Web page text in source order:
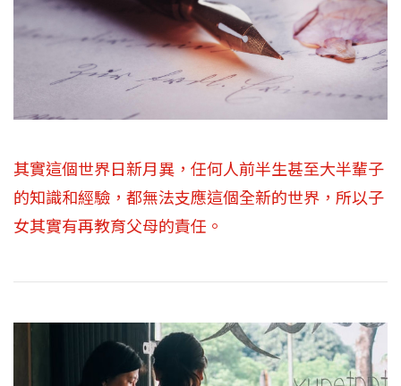
其實這個世界日新月異，任何人前半生甚至大半輩子
的知識和經驗，都無法支應這個全新的世界，所以子
女其實有再教育父母的責任。